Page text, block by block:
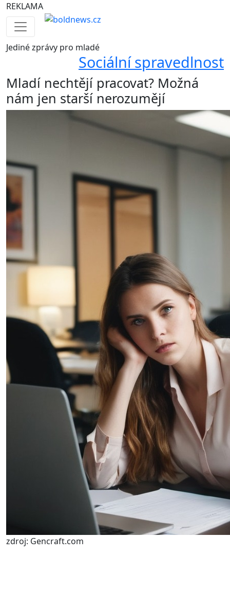
REKLAMA
Jedinézprávy pro mladé
Sociální spravedlnost
Mladí nechtějí pracovat? Možná
nám jen starší nerozumějí
zdroj: Gencraft.com